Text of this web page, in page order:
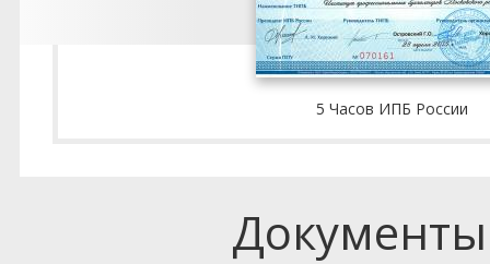
5 Часов ИПБ России